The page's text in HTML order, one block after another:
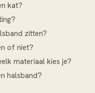
kat?
zitten?
of niet?
materiaal kies je?
halsband?